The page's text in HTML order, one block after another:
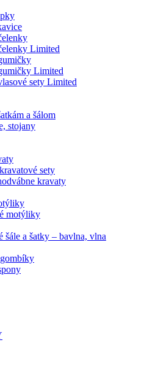
Limited
Limited
sety Limited
a šálom
stojany
sety
kravaty
motýliky
šále a šatky – bavlna, vlna